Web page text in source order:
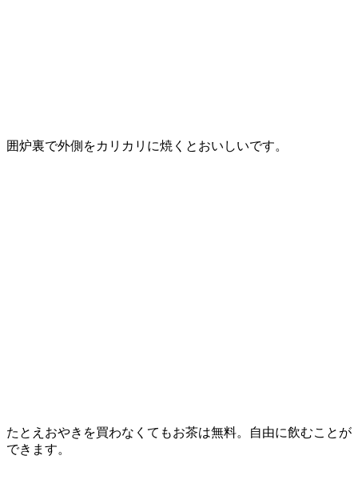
囲炉裏で外側をカリカリに焼くとおいしいです。
たとえおやきを買わなくてもお茶は無料。自由に飲むことが
できます。